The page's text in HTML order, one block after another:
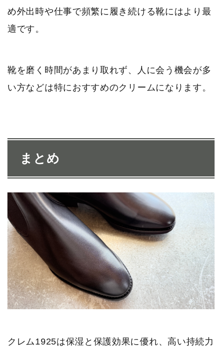
め外出時や仕事で頻繁に履き続ける靴にはより最
適です。
靴を磨く時間があまり取れず、人に会う機会が多
い方などは特におすすめのクリームになります。
まとめ
クレム1925は保湿と保護効果に優れ、高い持続力